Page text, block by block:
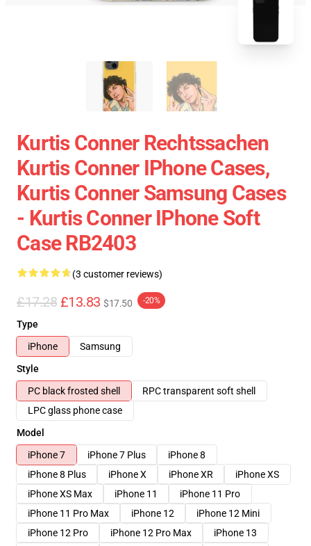
Kurtis Conner Rechtssachen
Kurtis Conner IPhone Cases,
Kurtis Conner Samsung Cases
- Kurtis Conner IPhone Soft
Case RB2403
(3 customer reviews)
£17.28 £13.83 $17.50 -20%
Type
iPhone
Samsung
Style
PC black frosted shell
RPC transparent soft shell
LPC glass phone case
Model
iPhone 7
iPhone 7 Plus
iPhone 8
iPhone 8 Plus
iPhone X iPhone XR
iPhone XS
iPhone XS Max
iPhone 11
iPhone 11 Pro
iPhone 11 Pro Max
iPhone 12
iPhone 12 Mini
iPhone 12 Pro
iPhone 12 Pro Max
iPhone 13